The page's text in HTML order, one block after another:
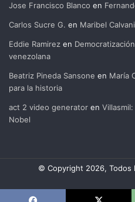
Jose Francisco Blanco en
Carlos Sucre G. en Maribel
Eddie Ramirez en
venezolana
Beatriz Pineda Sansone en María
para la historia
act 2 video generator en
Nobel
© Copyright 2026, Todos